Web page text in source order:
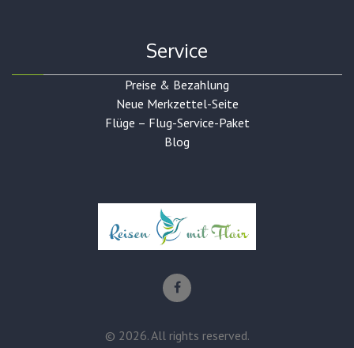
Service
Preise & Bezahlung
Neue Merkzettel-Seite
Flüge – Flug-Service-Paket
Blog
© 2026. All rights reserved.